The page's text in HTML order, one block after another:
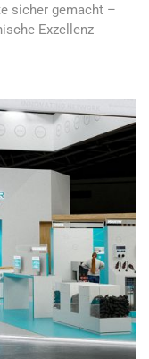
sicher gemacht –
Exzellenz